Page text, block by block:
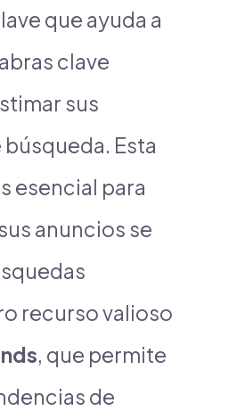
que ayuda a
clave
sus
Esta
esencial para
anuncios se
recurso valioso
, que permite
de